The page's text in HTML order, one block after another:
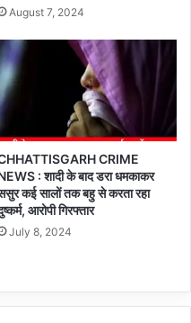
August 7, 2024
CRIME
: शादी के बाद डरा धमकाकर
कई सालों तक बहु से करता रहा
आरोपी गिरफ्तार
July 8, 2024